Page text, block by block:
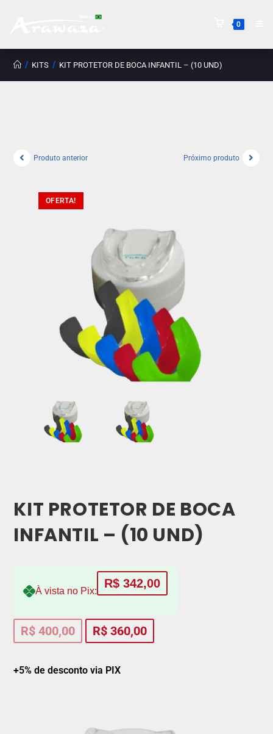
0
/ KITS / KIT PROTETOR DE BOCA INFANTIL – (10 UND)
OFERTA!
Produto anterior Próximo produto
KIT PROTETOR DE BOCA
INFANTIL – (10 UND)
À vista no Pix:
R$ 342,00
R$ 400,00 R$ 360,00
+5% de desconto via PIX